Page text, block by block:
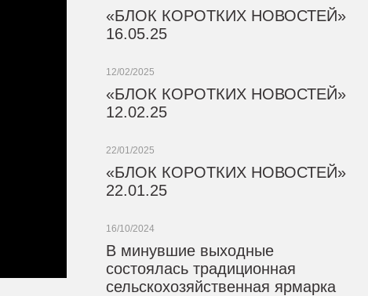
«БЛОК КОРОТКИХ НОВОСТЕЙ»
16.05.25
12/02/2025
«БЛОК КОРОТКИХ НОВОСТЕЙ»
12.02.25
22/01/2025
«БЛОК КОРОТКИХ НОВОСТЕЙ»
22.01.25
16/10/2024
В минувшие выходные
состоялась традиционная
сельскохозяйственная ярмарка